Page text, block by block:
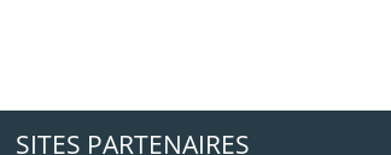
SITES PARTENAIRES